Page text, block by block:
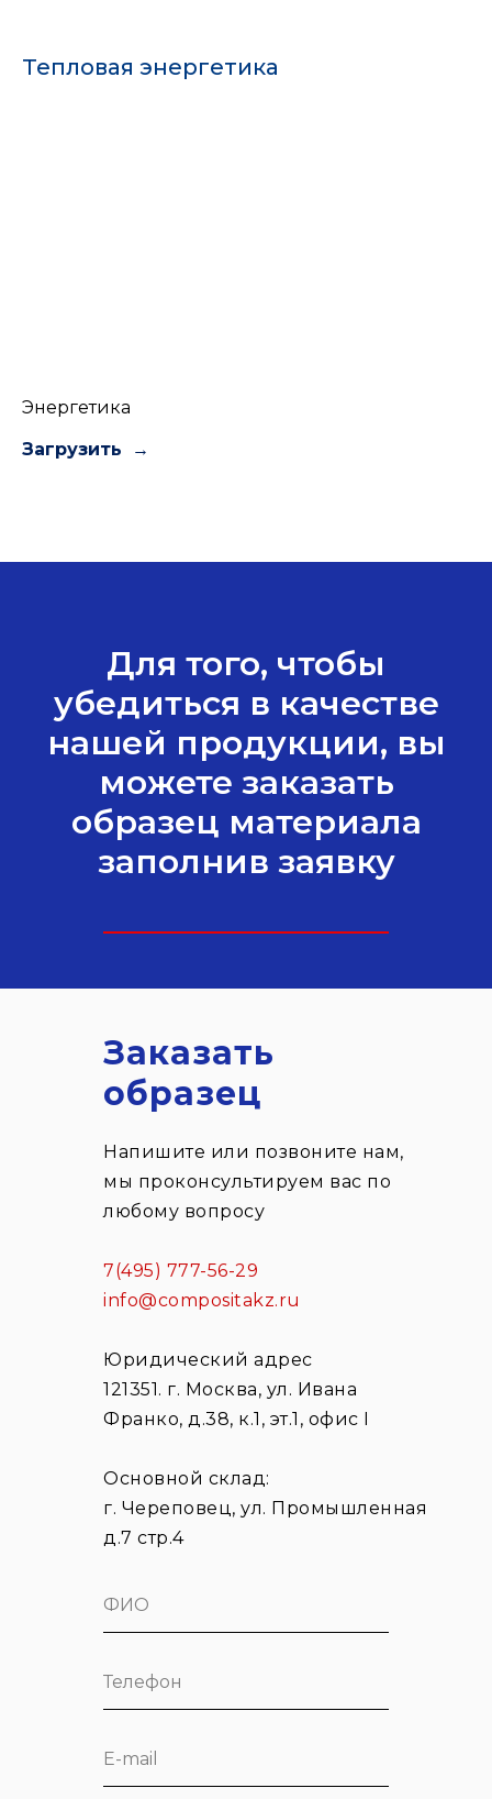
Тепловая энергетика
Энергетика
Загрузить
Для того, чтобы
убедиться в качестве
нашей продукции, вы
можете заказать
образец материала
заполнив заявку
Заказать
образец
Напишите или позвоните нам,
мы проконсультируем вас по
любому вопросу
7(495) 777-56-29
info@compositakz.ru
Юридический адрес
121351. г. Москва, ул. Ивана
Франко, д.38, к.1, эт.1, офис I
Основной склад:
г. Череповец, ул. Промышленная
д.7 стр.4